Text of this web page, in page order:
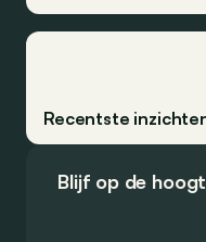
Recentste
Blijf op de